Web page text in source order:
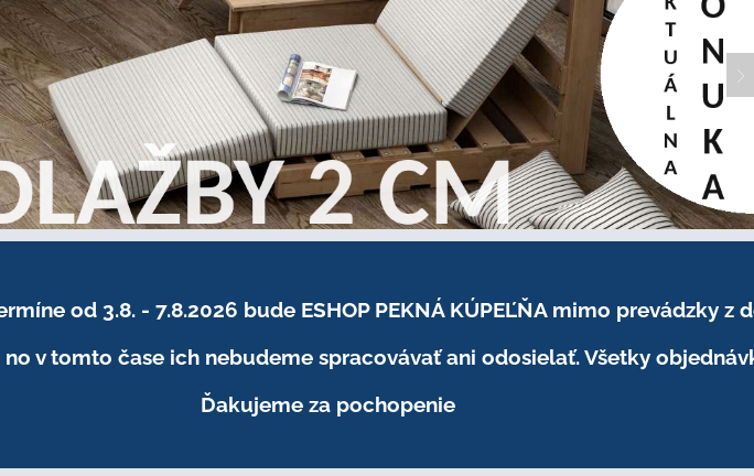
od 3.8. - 7.8.2026 bude ESHOP PEKNÁ KÚPEĽŇA mimo prevádzky z
v tomto čase ich nebudeme spracovávať ani odosielať. Všetky
Ďakujeme za pochopenie